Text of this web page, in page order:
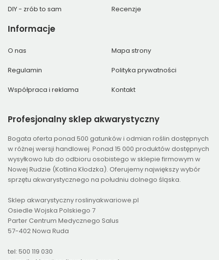
DIY - zrób to sam Recenzje
Informacje
O nas Mapa strony
Regulamin Polityka prywatności
Współpraca i reklama Kontakt
Profesjonalny sklep akwarystyczny
Bogata oferta ponad 500 gatunków i odmian roślin dostępnych
w różnej wersji handlowej. Ponad 15 000 produktów dostępnych
wysyłkowo lub do odbioru osobistego w sklepie firmowym w
Nowej Rudzie (Kotlina Kłodzka). Oferujemy największy wybór
sprzętu akwarystycznego na południu dolnego śląska.
Sklep akwarystyczny roslinyakwariowe.pl
Osiedle Wojska Polskiego 7
Parter Centrum Medycznego Salus
57-402 Nowa Ruda
tel: 500 119 030